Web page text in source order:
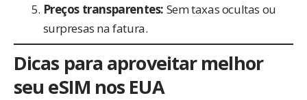
Preços transparentes: Sem taxas ocultas ou
surpresas na fatura.
Dicas para aproveitar melhor
seu eSIM nos EUA